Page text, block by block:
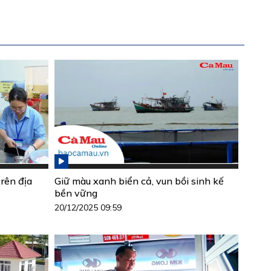
địa
Giữ màu xanh biển cả, vun bồi sinh kế
bền vững
20/12/2025 09:59